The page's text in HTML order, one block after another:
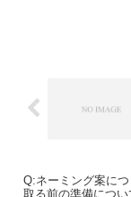
Q:ネーミング案に
取る前の準備につ